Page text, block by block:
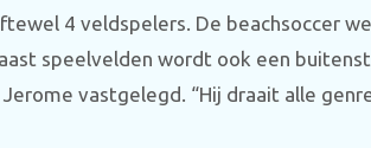
4 veldspelers. De beachsoccer
speelvelden wordt ook een
vastgelegd. “Hij draait alle